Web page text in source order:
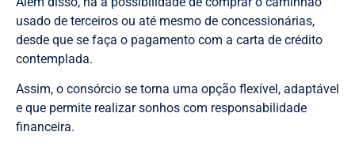
usado de terceiros ou até mesmo de concessionárias,
desde que se faça o pagamento com a carta de crédito
contemplada.
Assim, o consórcio se torna uma opção flexível, adaptável
e que permite realizar sonhos com responsabilidade
financeira.